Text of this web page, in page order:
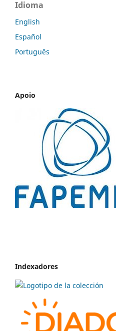
Idioma
English
Español
Português
Apoio
Indexadores